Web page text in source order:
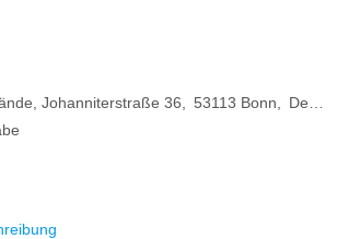
Johanniterstraße 36 53113 Bonn
Deutschland